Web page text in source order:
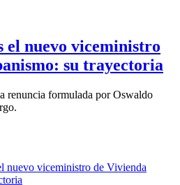
el nuevo viceministro
su trayectoria
renuncia formulada por Oswaldo